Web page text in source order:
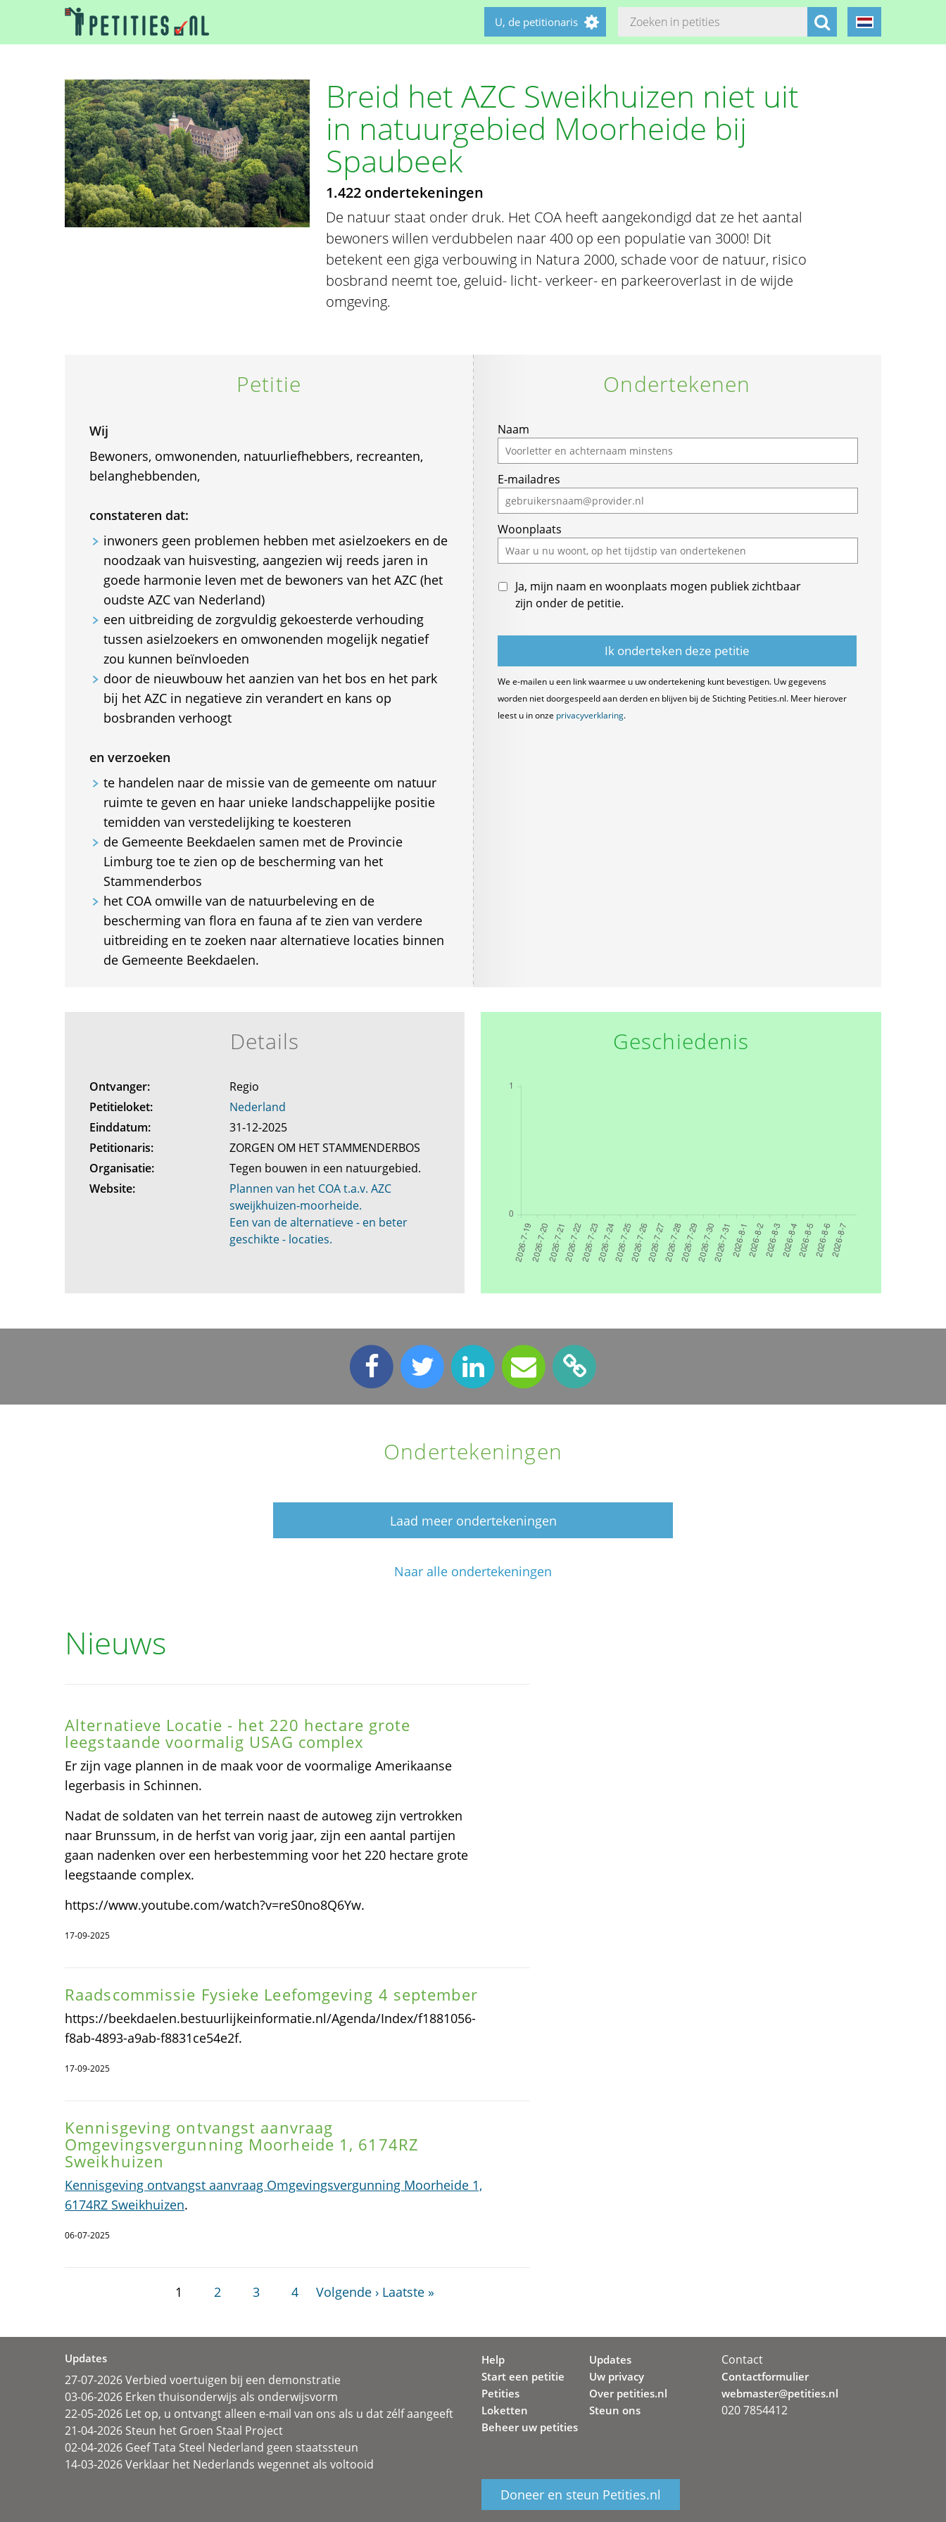
U, de petitionaris
Breid het AZC Sweikhuizen niet uit
in natuurgebied Moorheide bij
Spaubeek
1.422 ondertekeningen
De natuur staat onder druk. Het COA heeft aangekondigd dat ze het aantal
bewoners willen verdubbelen naar 400 op een populatie van 3000! Dit
betekent een giga verbouwing in Natura 2000, schade voor de natuur, risico
bosbrand neemt toe, geluid- licht- verkeer- en parkeeroverlast in de wijde
omgeving.
Petitie
Wij
Bewoners, omwonenden, natuurliefhebbers, recreanten,
belanghebbenden,
constateren dat:
inwoners geen problemen hebben met asielzoekers en de
noodzaak van huisvesting, aangezien wij reeds jaren in
goede harmonie leven met de bewoners van het AZC (het
oudste AZC van Nederland)
een uitbreiding de zorgvuldig gekoesterde verhouding
tussen asielzoekers en omwonenden mogelijk negatief
zou kunnen beïnvloeden
door de nieuwbouw het aanzien van het bos en het park
bij het AZC in negatieve zin verandert en kans op
bosbranden verhoogt
en verzoeken
te handelen naar de missie van de gemeente om natuur
ruimte te geven en haar unieke landschappelijke positie
temidden van verstedelijking te koesteren
de Gemeente Beekdaelen samen met de Provincie
Limburg toe te zien op de bescherming van het
Stammenderbos
het COA omwille van de natuurbeleving en de
bescherming van flora en fauna af te zien van verdere
uitbreiding en te zoeken naar alternatieve locaties binnen
de Gemeente Beekdaelen.
Ondertekenen
Naam
E-mailadres
Woonplaats
Ja, mijn naam en woonplaats mogen publiek zichtbaar
zijn onder de petitie.
We e-mailen u een link waarmee u uw ondertekening kunt bevestigen. Uw gegevens
worden niet doorgespeeld aan derden en blijven bij de Stichting Petities.nl. Meer hierover
leest u in onze privacyverklaring.
Details
Ontvanger:
Regio
Petitieloket:
Nederland
Einddatum:
31-12-2025
Petitionaris:
ZORGEN OM HET STAMMENDERBOS
Organisatie:
Tegen bouwen in een natuurgebied.
Website:
Plannen van het COA t.a.v. AZC
sweijkhuizen-moorheide.
Een van de alternatieve - en beter
geschikte - locaties.
Geschiedenis
Ondertekeningen
Laad meer ondertekeningen
Naar alle ondertekeningen
Nieuws
Alternatieve Locatie - het 220 hectare grote
leegstaande voormalig USAG complex
Er zijn vage plannen in de maak voor de voormalige Amerikaanse
legerbasis in Schinnen.
Nadat de soldaten van het terrein naast de autoweg zijn vertrokken
naar Brunssum, in de herfst van vorig jaar, zijn een aantal partijen
gaan nadenken over een herbestemming voor het 220 hectare grote
leegstaande complex.
https://www.youtube.com/watch?v=reS0no8Q6Yw.
17-09-2025
Raadscommissie Fysieke Leefomgeving 4 september
https://beekdaelen.bestuurlijkeinformatie.nl/Agenda/Index/f1881056-
f8ab-4893-a9ab-f8831ce54e2f.
17-09-2025
Kennisgeving ontvangst aanvraag
Omgevingsvergunning Moorheide 1, 6174RZ
Sweikhuizen
Kennisgeving ontvangst aanvraag Omgevingsvergunning Moorheide 1,
6174RZ Sweikhuizen.
06-07-2025
1 2 3 4 Volgende › Laatste »
Updates
27-07-2026 Verbied voertuigen bij een demonstratie
03-06-2026 Erken thuisonderwijs als onderwijsvorm
22-05-2026 Let op, u ontvangt alleen e-mail van ons als u dat zélf aangeeft
21-04-2026 Steun het Groen Staal Project
02-04-2026 Geef Tata Steel Nederland geen staatssteun
14-03-2026 Verklaar het Nederlands wegennet als voltooid
Help
Start een petitie
Petities
Loketten
Beheer uw petities
Updates
Uw privacy
Over petities.nl
Steun ons
Doneer en steun Petities.nl
Contact
Contactformulier
webmaster@petities.nl
020 7854412